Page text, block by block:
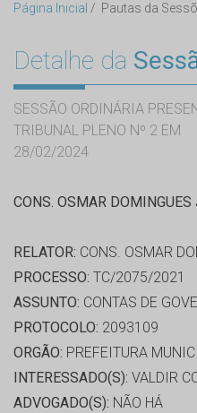
Página Inicial Pautas da
Detalhe da
SESSÃO ORDINÁRIA
TRIBUNAL PLENO Nº 2 EM
28/02/2024
CONS. OSMAR DOMINGUES
RELATOR: CONS. OSMAR
PROCESSO: TC/2075/2021
ASSUNTO: CONTAS DE
PROTOCOLO: 2093109
ORGÃO: PREFEITURA
INTERESSADO(S): VALDIR
ADVOGADO(S): NÃO HÁ